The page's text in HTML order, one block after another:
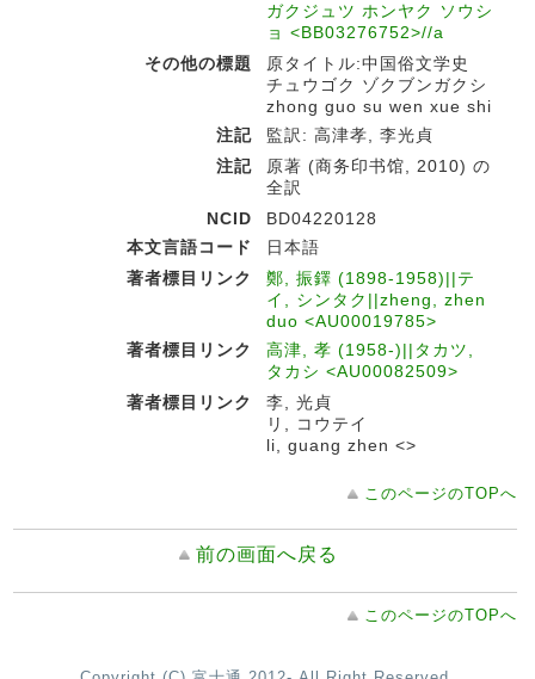
ガクジュツ ホンヤク ソウシ
ョ <BB03276752>//a
その他の標題
原タイトル:中国俗文学史
チュウゴク ゾクブンガクシ
zhong guo su wen xue shi
注記
監訳: 高津孝, 李光貞
注記
原著 (商务印书馆, 2010) の
全訳
NCID
BD04220128
本文言語コード
日本語
著者標目リンク
鄭, 振鐸 (1898-1958)||テ
イ, シンタク||zheng, zhen
duo <AU00019785>
著者標目リンク
高津, 孝 (1958-)||タカツ,
タカシ <AU00082509>
著者標目リンク
李, 光貞
リ, コウテイ
li, guang zhen <>
このページのTOPへ
前の画面へ戻る
このページのTOPへ